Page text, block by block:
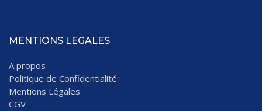
MENTIONS LEGALES
A propos
Politique de Confidentialité
Mentions Légales
CGV